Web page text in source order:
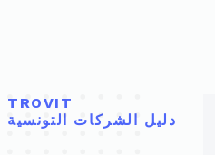
TROVIT
دليل الشركات التونسية